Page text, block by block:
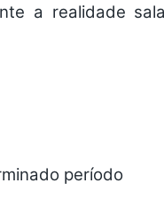
a realidade
período